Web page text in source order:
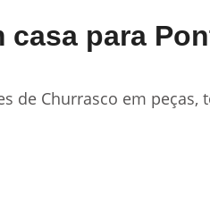
para
de Churrasco em